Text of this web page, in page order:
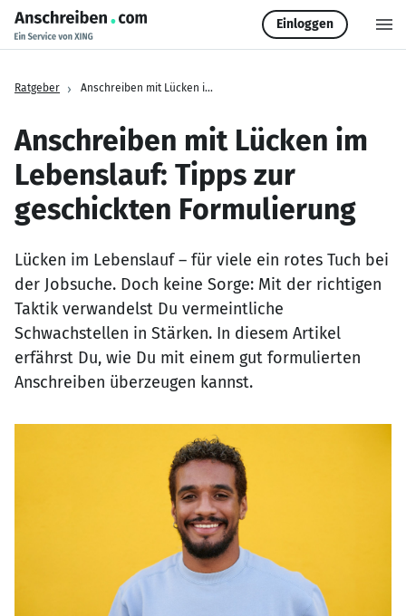
Einloggen
Ratgeber › Anschreiben mit Lücken im Lebenslauf: Tipps zur geschickten
Anschreiben mit Lücken im
Lebenslauf: Tipps zur
geschickten Formulierung
Lücken im Lebenslauf – für viele ein rotes Tuch bei
der Jobsuche. Doch keine Sorge: Mit der richtigen
Taktik verwandelst Du vermeintliche
Schwachstellen in Stärken. In diesem Artikel
erfährst Du, wie Du mit einem gut formulierten
Anschreiben überzeugen kannst.